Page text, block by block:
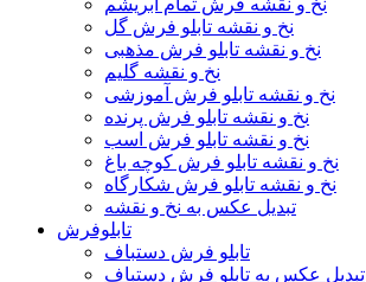
نخ و نقشه تابلو فرش گل
نخ و نقشه تابلو فرش مذهبی
نخ و نقشه گلیم
نخ و نقشه تابلو فرش آموزشی
نخ و نقشه تابلو فرش پرنده
نخ و نقشه تابلو فرش اسب
نخ و نقشه تابلو فرش کوچه باغ
نخ و نقشه تابلو فرش شکارگاه
تبدیل عکس به نخ و نقشه
تابلوفرش
تابلو فرش دستباف
تبدیل عکس به تابلو فرش دستباف